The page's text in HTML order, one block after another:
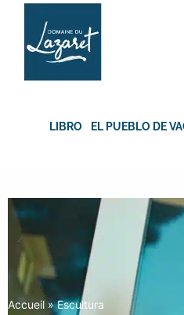
Skip
content
LIBRO EL PUEBLO DE
Accueil»Escultura